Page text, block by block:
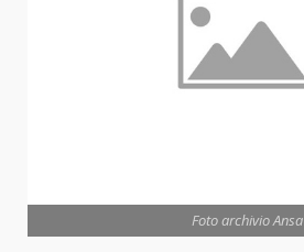
Foto archivio Ansa